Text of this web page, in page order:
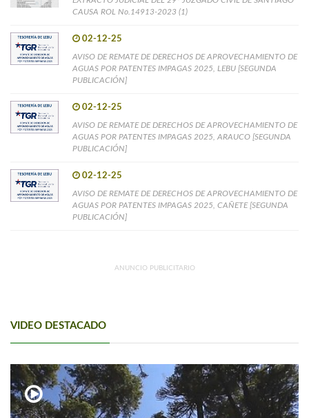
CAUSA ROL No.14913-2023 (1)
02-12-25
AVISO DE REMATE DE DERECHOS DE APROVECHAMIENTO DE
AGUAS POR PATENTES IMPAGAS 2025, LEBU [SEGUNDA
PUBLICACIÓN]
02-12-25
AVISO DE REMATE DE DERECHOS DE APROVECHAMIENTO DE
AGUAS POR PATENTES IMPAGAS 2025, ARAUCO [SEGUNDA
PUBLICACIÓN]
02-12-25
AVISO DE REMATE DE DERECHOS DE APROVECHAMIENTO DE
AGUAS POR PATENTES IMPAGAS 2025, CAÑETE [SEGUNDA
PUBLICACIÓN]
ANUNCIO PUBLICITARIO
VIDEO DESTACADO